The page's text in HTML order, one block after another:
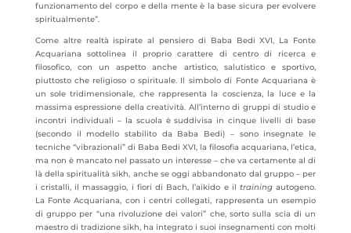
funzionamento del corpo e della mente è la base sicura per evolvere
spiritualmente”.
Come altre realtà ispirate al pensiero di Baba Bedi XVI, La Fonte
Acquariana sottolinea il proprio carattere di centro di ricerca e
filosofico, con un aspetto anche artistico, salutistico e sportivo,
piuttosto che religioso o spirituale. Il simbolo di Fonte Acquariana è
un sole tridimensionale, che rappresenta la coscienza, la luce e la
massima espressione della creatività. All’interno di gruppi di studio e
incontri individuali – la scuola è suddivisa in cinque livelli di base
(secondo il modello stabilito da Baba Bedi) – sono insegnate le
tecniche “vibrazionali” di Baba Bedi XVI, la filosofia acquariana, l’etica,
ma non è mancato nel passato un interesse – che va certamente al di
là della spiritualità sikh, anche se oggi abbandonato dal gruppo – per
i cristalli, il massaggio, i fiori di Bach, l’aikido e il trainingautogeno.
La Fonte Acquariana, con i centri collegati, rappresenta un esempio
di gruppo per “una rivoluzione dei valori” che, sorto sulla scia di un
maestro di tradizione sikh, ha integrato i suoi insegnamenti con molti